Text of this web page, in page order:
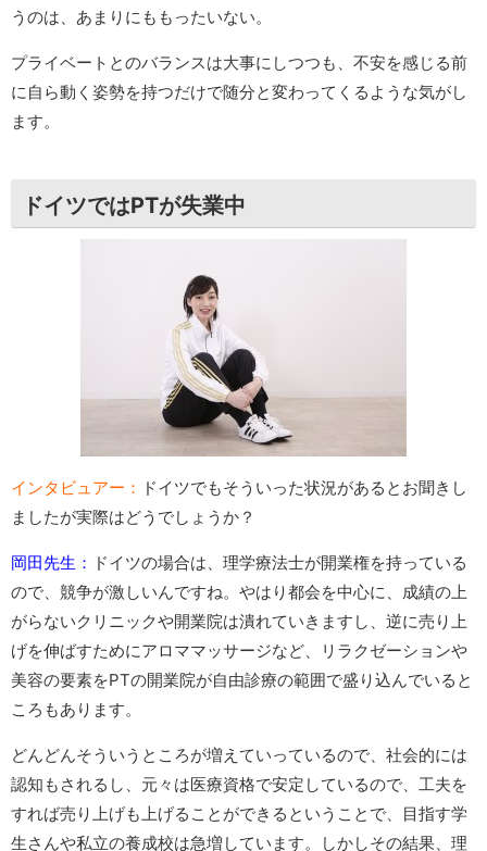
うのは、あまりにももったいない。
プライベートとのバランスは大事にしつつも、不安を感じる前
に自ら動く姿勢を持つだけで随分と変わってくるような気がし
ます。
ドイツではPTが失業中
インタビュアー： ドイツでもそういった状況があるとお聞きし
ましたが実際はどうでしょうか？
岡田先生： ドイツの場合は、理学療法士が開業権を持っている
ので、競争が激しいんですね。やはり都会を中心に、成績の上
がらないクリニックや開業院は潰れていきますし、逆に売り上
げを伸ばすためにアロママッサージなど、リラクゼーションや
美容の要素をPTの開業院が自由診療の範囲で盛り込んでいると
ころもあります。
どんどんそういうところが増えていっているので、社会的には
認知もされるし、元々は医療資格で安定しているので、工夫を
すれば売り上げも上げることができるということで、目指す学
生さんや私立の養成校は急増しています。しかしその結果、理